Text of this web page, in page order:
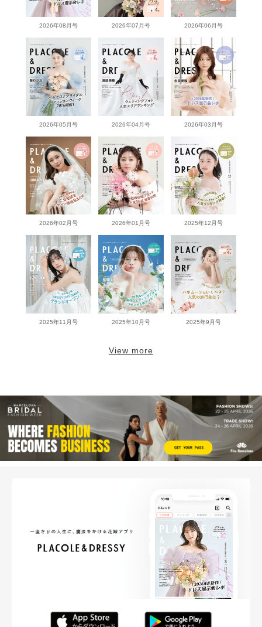
2026年08月号 2026年07月号 2026年06月号
2026年05月号 2026年04月号 2026年03月号
2026年02月号 2026年01月号 2025年12月号
2025年11月号 2025年10月号 2025年9月号
View more